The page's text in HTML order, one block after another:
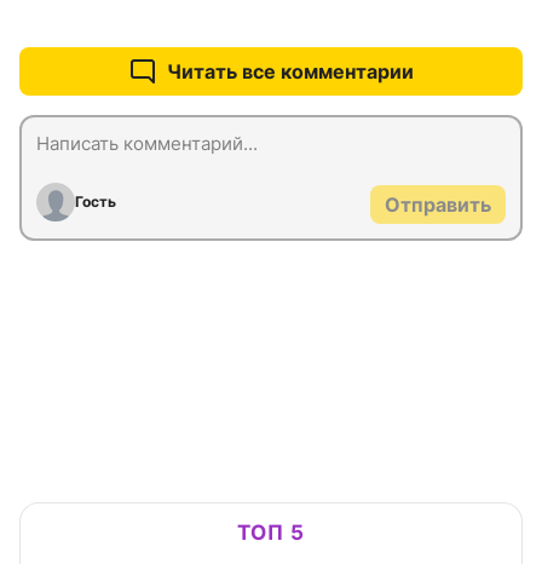
Читать все комментарии
Гость Отправить
ТОП 5